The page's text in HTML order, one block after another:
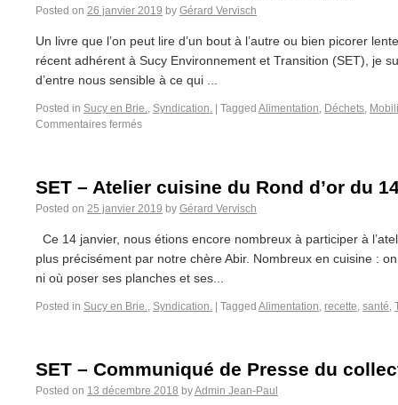
Posted on 26 janvier 2019 by Gérard Vervisch
Un livre que l’on peut lire d’un bout à l’autre ou bien picorer
récent adhérent à Sucy Environnement et Transition (SET), je
d’entre nous sensible à ce qui ...
Posted in Sucy en Brie., Syndication. Tagged Alimentation, Déchets,
Commentaires fermés
SET – Atelier cuisine du Rond d’or du
Posted on 25 janvier 2019 by Gérard Vervisch
Ce 14 janvier, nous étions encore nombreux à participer à
plus précisément par notre chère Abir. Nombreux en cuisine :
ni où poser ses planches et ses...
Posted in Sucy en Brie., Syndication. Tagged Alimentation, recette, santé,
SET – Communiqué de Presse du
Posted on 13 décembre 2018 byAdmin Jean-Paul